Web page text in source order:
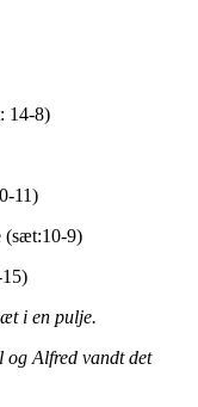
14-8)
11)
(sæt:10-9)
i en pulje.
og Alfred vandt det